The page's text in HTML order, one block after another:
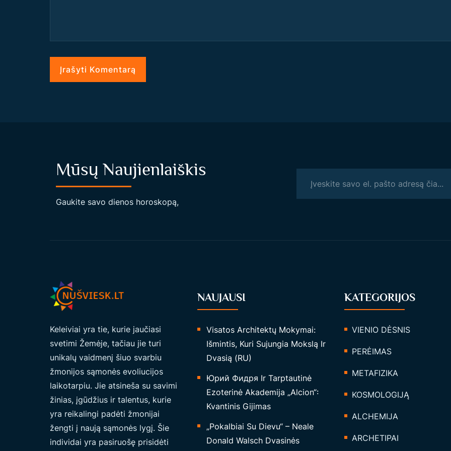
Mūsų Naujienlaiškis
Gaukite savo dienos horoskopą,
Keleiviai yra tie, kurie jaučiasi
svetimi Žemėje, tačiau jie turi
unikalų vaidmenį šiuo svarbiu
žmonijos sąmonės evoliucijos
laikotarpiu. Jie atsineša su savimi
žinias, įgūdžius ir talentus, kurie
yra reikalingi padėti žmonijai
žengti į naują sąmonės lygį. Šie
individai yra pasiruošę prisidėti
NAUJAUSI
Visatos Architektų Mokymai:
Išmintis, Kuri Sujungia Mokslą Ir
Dvasią (RU)
Юрий Фидря Ir Tarptautinė
Ezoterinė Akademija „Alcion“:
Kvantinis Gijimas
„Pokalbiai Su Dievu“ – Neale
Donald Walsch Dvasinės
KATEGORIJOS
VIENIO DĖSNIS
PERĖIMAS
METAFIZIKA
KOSMOLOGIJĄ
ALCHEMIJA
ARCHETIPAI